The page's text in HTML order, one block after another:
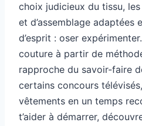
choix judicieux du tissu,
et d’assemblage adaptées
d’esprit : oser
couture à partir de
rapproche du savoir-faire
certains concours
vêtements en un temps
t’aider à démarrer,